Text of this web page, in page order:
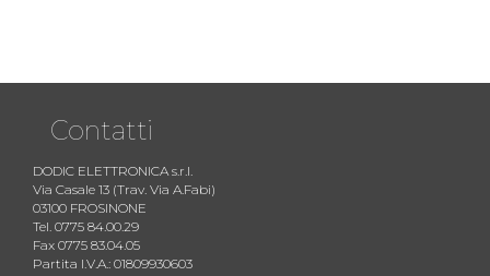
Contatti
DODIC ELETTRONICA s.r.l.
Via Casale 13 (Trav. Via A.Fabi)
03100 FROSINONE
Tel. 0775 84.00.29
Fax 0775 83.04.05
Partita I.V.A.: 01809930603